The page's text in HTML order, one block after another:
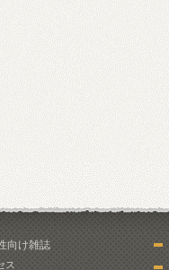
向け雑誌
ス